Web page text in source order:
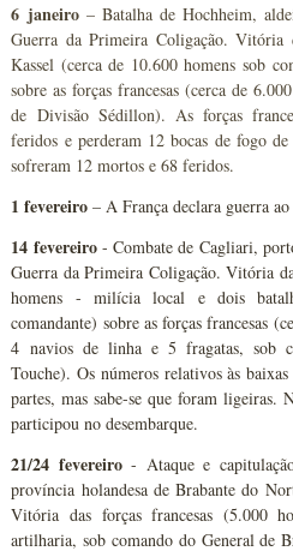
6 janeiro– Batalha de Hochheim,
Guerra da Primeira Coligação. Vitória
Kassel (cerca de 10.600 homens sob
sobre as forças francesas (cerca de
de Divisão Sédillon). As forças
feridos e perderam 12 bocas de fogo
sofreram 12 mortos e 68 feridos.
1 fevereiro – A França declara guerra
14 fevereiro- Combate de Cagliari,
Guerra da Primeira Coligação. Vitória
homens - milícia local e dois
comandante) sobre as forças francesas
4 navios de linha e 5 fragatas, sob
Touche). Os números relativos às
partes, mas sabe-se que foram ligeiras.
participou no desembarque.
21/24 fevereiro- Ataque e
província holandesa de Brabante do
Vitória das forças francesas (5.000
artilharia, sob comando do General de